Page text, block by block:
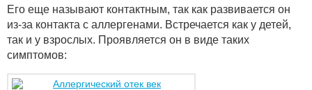
Его еще называют контактным, так как развивается он
из-за контакта с аллергенами. Встречается как у детей,
так и у взрослых. Проявляется он в виде таких
симптомов: